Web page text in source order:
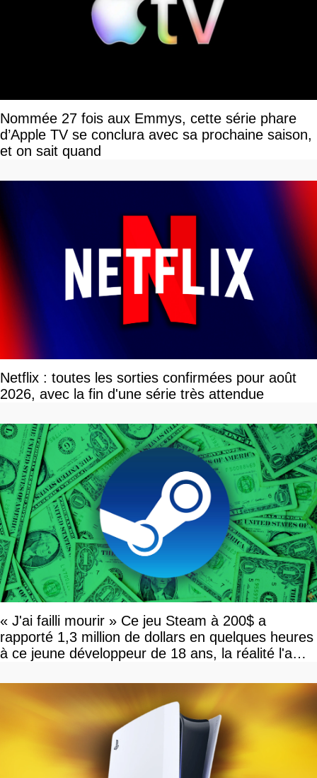
Nommée 27 fois aux Emmys, cette série phare
d’Apple TV se conclura avec sa prochaine saison,
et on sait quand
Netflix : toutes les sorties confirmées pour août
2026, avec la fin d'une série très attendue
« J'ai failli mourir » Ce jeu Steam à 200$ a
rapporté 1,3 million de dollars en quelques heures
à ce jeune développeur de 18 ans, la réalité l'a